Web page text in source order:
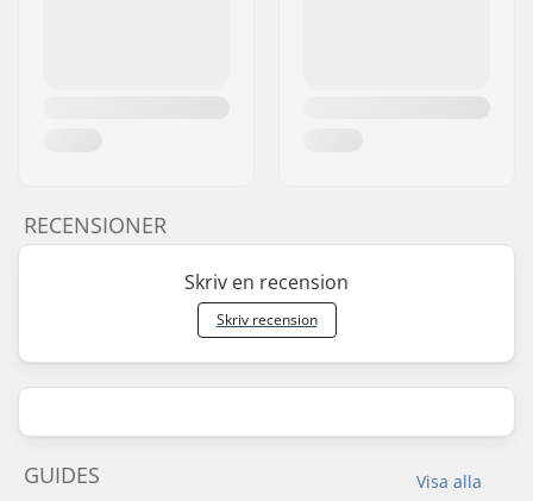
RECENSIONER
Skriv en recension
Skriv recension
Visa alla
GUIDES